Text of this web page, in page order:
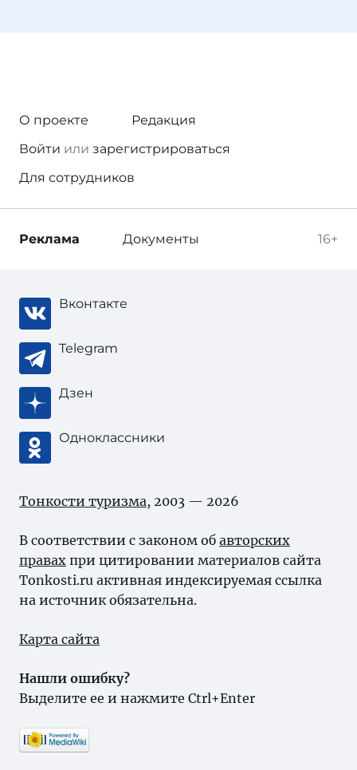
О проекте
Редакция
Войти или зарегистрироваться
Для сотрудников
16+
Реклама Документы
Вконтакте
Telegram
Дзен
Одноклассники
Тонкости туризма, 2003 — 2026
В соответствии с законом об авторских
правах при цитировании материалов сайта
Tonkosti.ru активная индексируемая ссылка
на источник обязательна.
Карта сайта
Нашли ошибку?
Выделите ее и нажмите Ctrl+Enter